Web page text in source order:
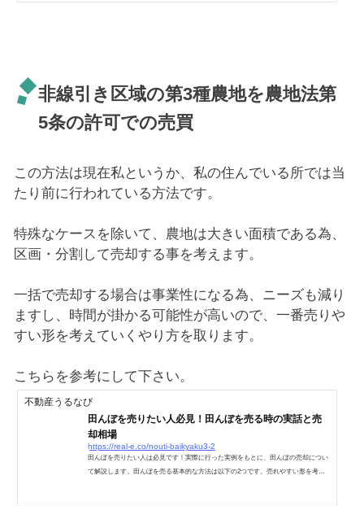
非線引き区域の第3種農地を農地法第
5条の許可での売買
この方法は現在私というか、私の住んでいる所では当
たり前に行われている方法です。
特殊なケースを除いて、農地は大きい面積である為、
区画・分割して売却する事を考えます。
一括で売却する場合は事業性になる為、ニーズも減り
ますし、時間が掛かる可能性が高いので、一番売りや
すい形を考えていくやり方を取ります。
こちらを参考にして下さい。
不動産うるなび
田んぼを売りたい人必見！田んぼを売る時の実話と売
却相場
https://real-e.co/nouti-baikyaku3-2
田んぼを売りたい人は必見です！実際に行った実例をもとに、田んぼの売却につい
て解説します。田んぼを売る基本的な方法は以下の2つです。売れやすい形を考え